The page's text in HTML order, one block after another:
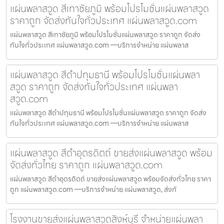
แผ่นพลาสวูด สีเทาชัยภูมิ พร้อมโปรโมชั่นแผ่นพลาสวูด
ราคาถูก จัดส่งทันใจทั่วประเทศ แผ่นพลาสวูด.com
แผ่นพลาสวูด สีเทาชัยภูมิ พร้อมโปรโมชั่นแผ่นพลาสวูด ราคาถูก จัดส่ง
ทันใจทั่วประเทศ แผ่นพลาสวูด.com —บริการจำหน่าย แผ่นพลาส
แผ่นพลาสวูด สีดำปทุมธานี พร้อมโปรโมชั่นแผ่นพลา
สวูด ราคาถูก จัดส่งทันใจทั่วประเทศ แผ่นพลา
สวูด.com
แผ่นพลาสวูด สีดำปทุมธานี พร้อมโปรโมชั่นแผ่นพลาสวูด ราคาถูก จัดส่ง
ทันใจทั่วประเทศ แผ่นพลาสวูด.com —บริการจำหน่าย แผ่นพลาส
แผ่นพลาสวูด สีดำอุตรดิตถ์ ขายส่งแผ่นพลาสวูด พร้อม
จัดส่งทั่วไทย ราคาถูก แผ่นพลาสวูด.com
แผ่นพลาสวูด สีดำอุตรดิตถ์ ขายส่งแผ่นพลาสวูด พร้อมจัดส่งทั่วไทย ราคา
ถูก แผ่นพลาสวูด.com —บริการจำหน่าย แผ่นพลาสวูด, ส่งทั
โรงงานขายส่งแผ่นพลาสวูดสิงห์บุรี จำหน่ายแผ่นพลา